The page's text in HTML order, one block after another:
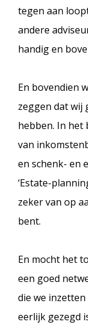
tegen aan
andere
handig en
En bovendien
zeggen dat wij
hebben. In het
van
en schenk- en
‘Estate-
zeker van op
bent.
En mocht het
een goed
die we
eerlijk gezegd